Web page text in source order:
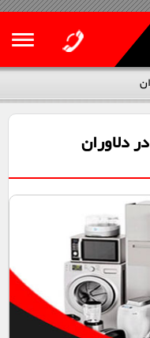
دلاوران